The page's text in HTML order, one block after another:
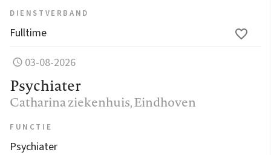
DIENSTVERBAND
Fulltime
03-08-2026
Psychiater
Catharina ziekenhuis, Eindhoven
FUNCTIE
Psychiater